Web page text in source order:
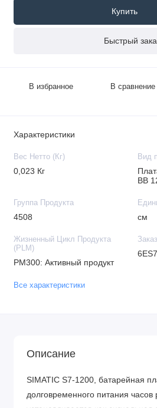
Купить
Быстрый
В избранное В сравнение
Характеристики
Вес Нетто (Кг)
0,023 Кг
Вид
BB
Группа Продукта
4508 см
Жизненный Цикл Продукта
(PLM)
PM300: Активный продукт
Все характеристики
Описание
SIMATIC S7-1200, батарейная
долговременного питания часов